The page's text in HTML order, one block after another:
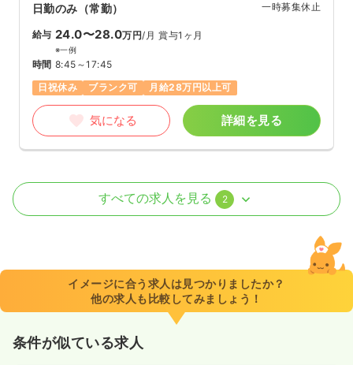
日勤のみ（常勤） 一時募集休止
給与 24.0〜28.0万円/月 賞与1ヶ月
※一例
時間 8:45～17:45
日祝休み
ブランク可 月給28万円以上可
気になる 詳細を見る
訪問診療 正・准看護師
9:00～18:00（休憩60分）
日曜休み
年間休日120日 オンコールあり
ブランク可
すべての求人を見る 2
イメージに合う求人は見つかりましたか？
他の求人も比較してみましょう！
条件が似ている求人